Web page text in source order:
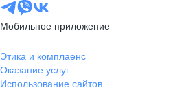
Мобильное приложение
Этика и комплаенс
Оказание услуг
Использование сайтов